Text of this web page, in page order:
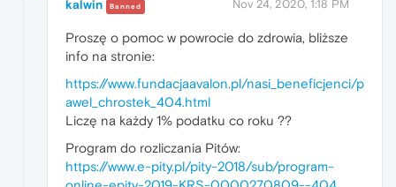
kalwin Banned Nov 24, 2020, 1:18 PM
Proszę o pomoc w powrocie do zdrowia, bliższe
info na stronie:
https://www.fundacjaavalon.pl/nasi_beneficjenci/p
awel_chrostek_404.html
Liczę na każdy 1% podatku co roku ??
Program do rozliczania Pitów:
https://www.e-pity.pl/pity-2018/sub/program-